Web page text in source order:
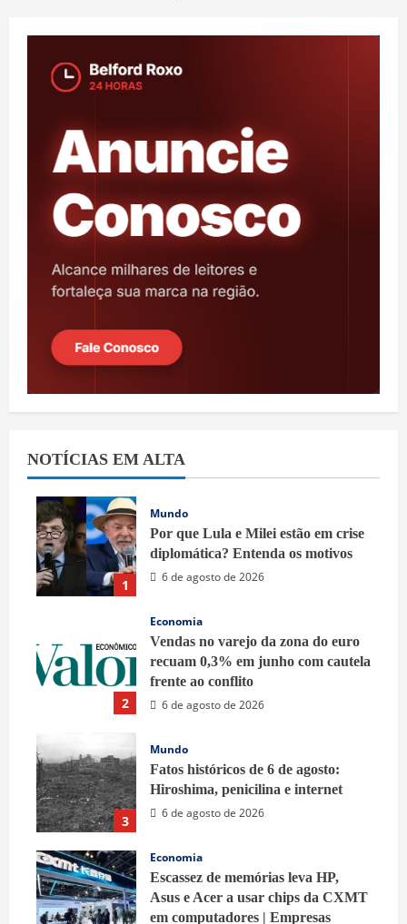
NOTÍCIAS EM ALTA
1
Mundo
Por que Lula e Milei estão em crise
diplomática? Entenda os motivos
6 de agosto de 2026
2
Economia
Vendas no varejo da zona do euro
recuam 0,3% em junho com cautela
frente ao conflito
6 de agosto de 2026
3
Mundo
Fatos históricos de 6 de agosto:
Hiroshima, penicilina e internet
6 de agosto de 2026
Economia
Escassez de memórias leva HP,
Asus e Acer a usar chips da CXMT
em computadores | Empresas